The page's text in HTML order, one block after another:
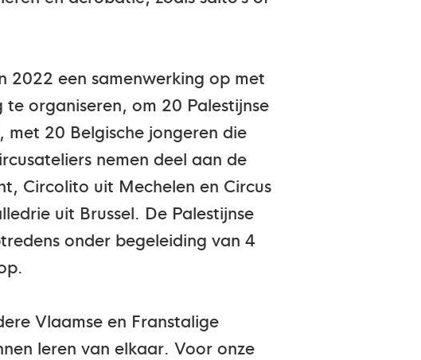
2022 een samenwerking op met
organiseren, om 20 Palestijnse
20 Belgische jongeren die
nemen deel aan de
Circolito uit Mechelen en Circus
uit Brussel. De Palestijnse
onder begeleiding van 4
Vlaamse en Franstalige
leren van elkaar. Voor onze